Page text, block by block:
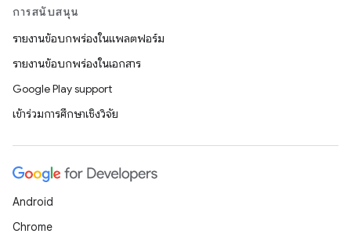
การสนับสนุน
รายงานข้อบกพร่องในแพลตฟอร์ม
รายงานข้อบกพร่องในเอกสาร
Google Play support
เข้าร่วมการศึกษาเชิงวิจัย
Android
Chrome